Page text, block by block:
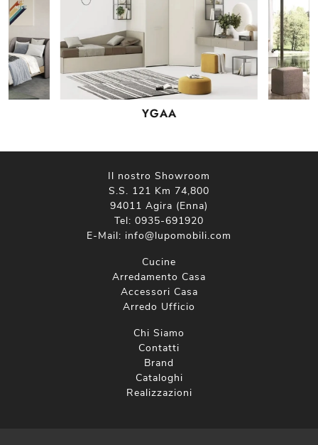
YGAA
Il nostro Showroom
S.S. 121 Km 74,800
94011 Agira (Enna)
Tel: 0935-691920
E-Mail: info@lupomobili.com
Cucine
Arredamento Casa
Accessori Casa
Arredo Ufficio
Chi Siamo
Contatti
Brand
Cataloghi
Realizzazioni